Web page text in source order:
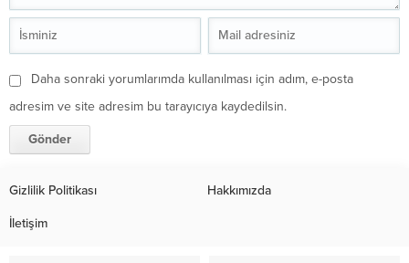
Daha sonraki yorumlarımda kullanılması için adım, e-posta
adresim ve site adresim bu tarayıcıya kaydedilsin.
Gizlilik Politikası Hakkımızda
İletişim